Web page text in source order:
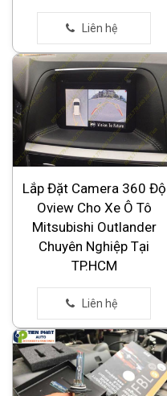
Lắp Đặt Camera 360 Độ
Oview Cho Xe Ô Tô
Mitsubishi Outlander
Chuyên Nghiệp Tại
TP.HCM